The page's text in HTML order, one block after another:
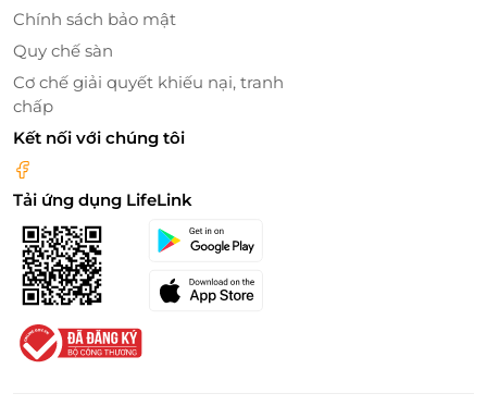
Chính sách bảo mật
Quy chế sàn
Cơ chế giải quyết khiếu nại, tranh
chấp
Kết nối với chúng tôi
Tải ứng dụng LifeLink